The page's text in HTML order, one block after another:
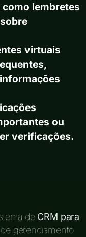
lembretes
virtuais
ou
verificações.
de CRM para
gerenciamento